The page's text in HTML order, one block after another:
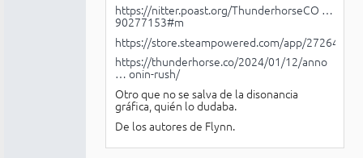
https://nitter.poast.org/ThunderhorseCO …
90277153#m
https://store.steampowered.com/app/2726440/
https://thunderhorse.co/2024/01/12/anno
… onin-rush/
Otro que no se salva de la disonancia
gráfica, quién lo dudaba.
De los autores de Flynn.